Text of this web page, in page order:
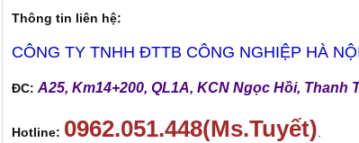
Thông tin liên hệ:
CÔNG TY TNHH ĐTTB CÔNG NGHIỆP HÀ
ĐC: A25, Km14+200, QL1A, KCN Ngọc Hồi, Thanh
Hotline: 0962.051.448(Ms.Tuyết)